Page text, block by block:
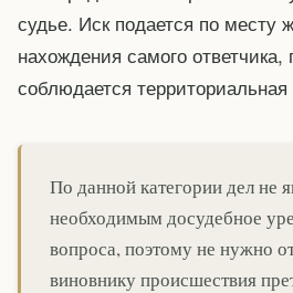
судье. Иск подается по месту
нахождения самого ответчика,
соблюдается территориальная
По данной категории дел не
необходимым досудебное
вопроса, поэтому не нужно
виновнику происшествия